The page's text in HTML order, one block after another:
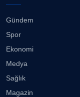
Gündem
Spor
Ekonomi
Medya
Sağlık
Magazin